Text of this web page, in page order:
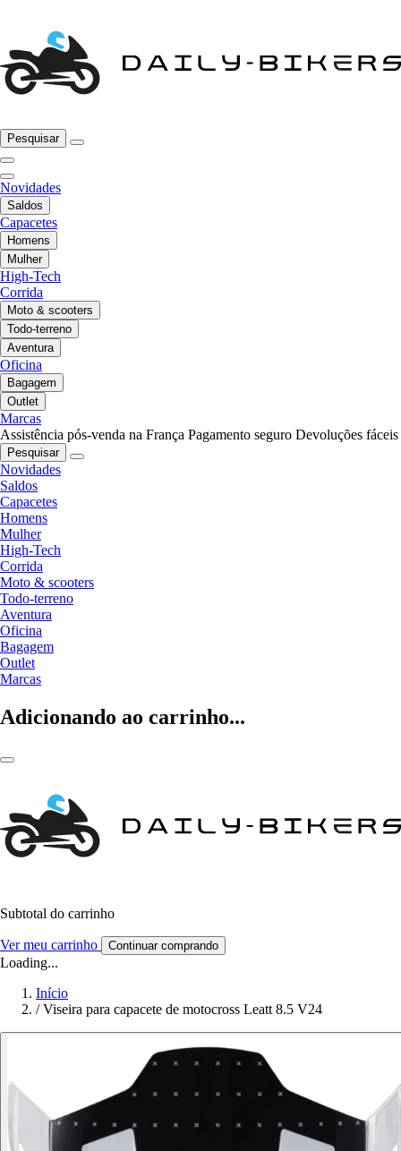
Pesquisar
Novidades
Saldos
Capacetes
Homens
Mulher
High-Tech
Corrida
Moto & scooters
Todo-terreno
Aventura
Oficina
Bagagem
Outlet
Marcas
Assistência pós-venda na França Pagamento seguro Devoluções fáceis
Pesquisar
Novidades
Saldos
Capacetes
Homens
Mulher
High-Tech
Corrida
Moto & scooters
Todo-terreno
Aventura
Oficina
Bagagem
Outlet
Marcas
Adicionando ao carrinho...
Subtotal do carrinho
Ver meu carrinho Continuar comprando
Loading...
Início
/ Viseira para capacete de motocross Leatt 8.5 V24